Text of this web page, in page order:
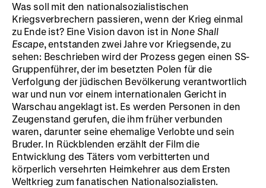
Was soll mit den nationalsozialistischen
Kriegsverbrechern passieren, wenn der Krieg einmal
zu Ende ist? Eine Vision davon ist in None Shall
Escape, entstanden zwei Jahre vor Kriegsende, zu
sehen: Beschrieben wird der Prozess gegen einen SS-
Gruppenführer, der im besetzten Polen für die
Verfolgung der jüdischen Bevölkerung verantwortlich
war und nun vor einem internationalen Gericht in
Warschau angeklagt ist. Es werden Personen in den
Zeugenstand gerufen, die ihm früher verbunden
waren, darunter seine ehemalige Verlobte und sein
Bruder. In Rückblenden erzählt der Film die
Entwicklung des Täters vom verbitterten und
körperlich versehrten Heimkehrer aus dem Ersten
Weltkrieg zum fanatischen Nationalsozialisten.